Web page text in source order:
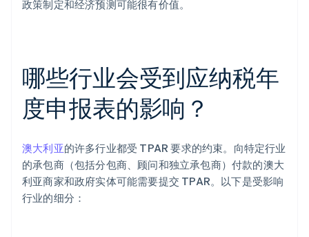
政策制定和经济预测可能很有价值。
哪些行业会受到应纳税年
度申报表的影响？
澳大利亚的许多行业都受 TPAR 要求的约束。向特定行业
的承包商（包括分包商、顾问和独立承包商）付款的澳大
利亚商家和政府实体可能需要提交 TPAR。以下是受影响
行业的细分：